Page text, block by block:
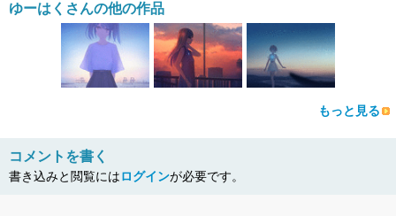
ゆーはくさんの他の作品
もっと見る
コメントを書く
書き込みと閲覧にはログインが必要です。